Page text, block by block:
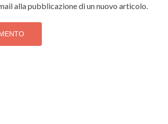
alla pubblicazione di un nuovo articolo.